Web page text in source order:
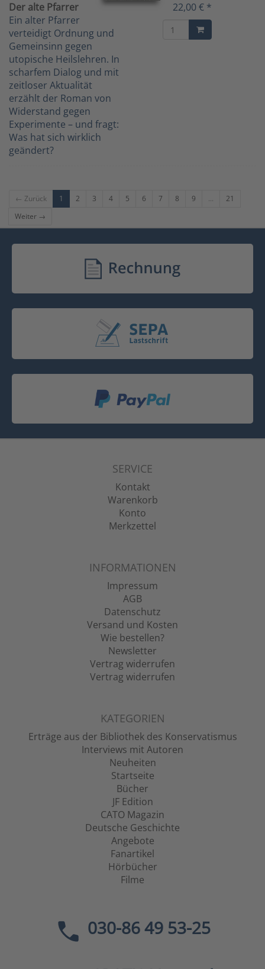
Der alte Pfarrer
Ein alter Pfarrer
verteidigt Ordnung und
Gemeinsinn gegen
utopische Heilslehren. In
scharfem Dialog und mit
zeitloser Aktualität
erzählt der Roman von
Widerstand gegen
Experimente – und fragt:
Was hat sich wirklich
geändert?
22,00 € *
← Zurück 1 2 3 4 5 6 7 8 9 ...
21
Weiter →
SERVICE
Kontakt
Warenkorb
Konto
Merkzettel
INFORMATIONEN
Impressum
AGB
Datenschutz
Versand und Kosten
Wie bestellen?
Newsletter
Vertrag widerrufen
Vertrag widerrufen
KATEGORIEN
Erträge aus der Bibliothek des Konservatismus
Interviews mit Autoren
Neuheiten
Startseite
Bücher
JF Edition
CATO Magazin
Deutsche Geschichte
Angebote
Fanartikel
Hörbücher
Filme
030-86 49 53-25